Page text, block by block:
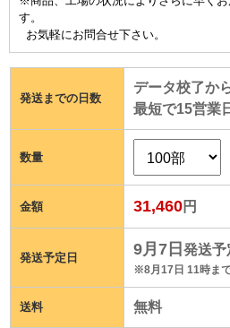
す。
お気軽にお問合せ下さい。
発送までの日数
データ校了から
最短で15営業
数量
金額 31,460円
発送予定日 9月7日 発送予
※8月17日 11時ま
送料 無料